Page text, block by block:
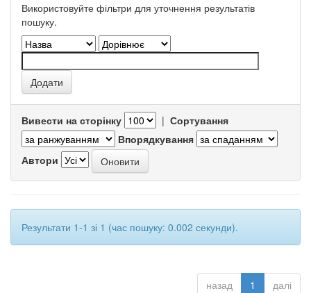
Використовуйте фільтри для уточнення результатів
пошуку.
Вивести на сторінку | Сортування
Впорядкування
Автори
Результати 1-1 зі 1 (час пошуку: 0.002 секунди).
назад 1 далі